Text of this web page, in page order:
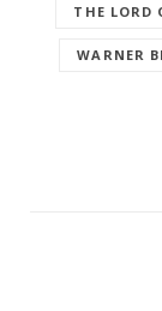
THE LORD
WARNER